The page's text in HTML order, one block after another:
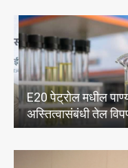
E20 पेट्रोल मधील
अस्तित्वासंबंधी तेल